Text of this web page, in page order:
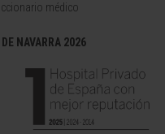
médico
NAVARRA 2026